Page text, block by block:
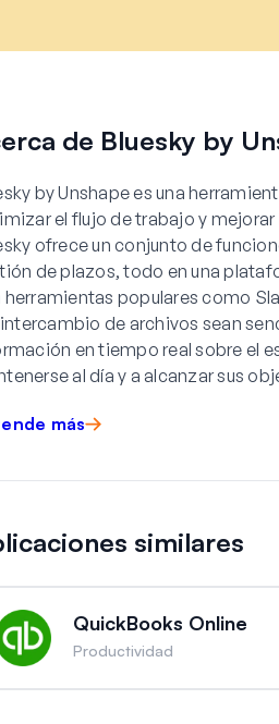
de Bluesky by
by Unshape es una
el flujo de trabajo y
ofrece un conjunto de
de plazos, todo en una
herramientas populares como
de archivos sean
en tiempo real sobre el
al día y a alcanzar sus
más
similares
QuickBooks Online
Productividad